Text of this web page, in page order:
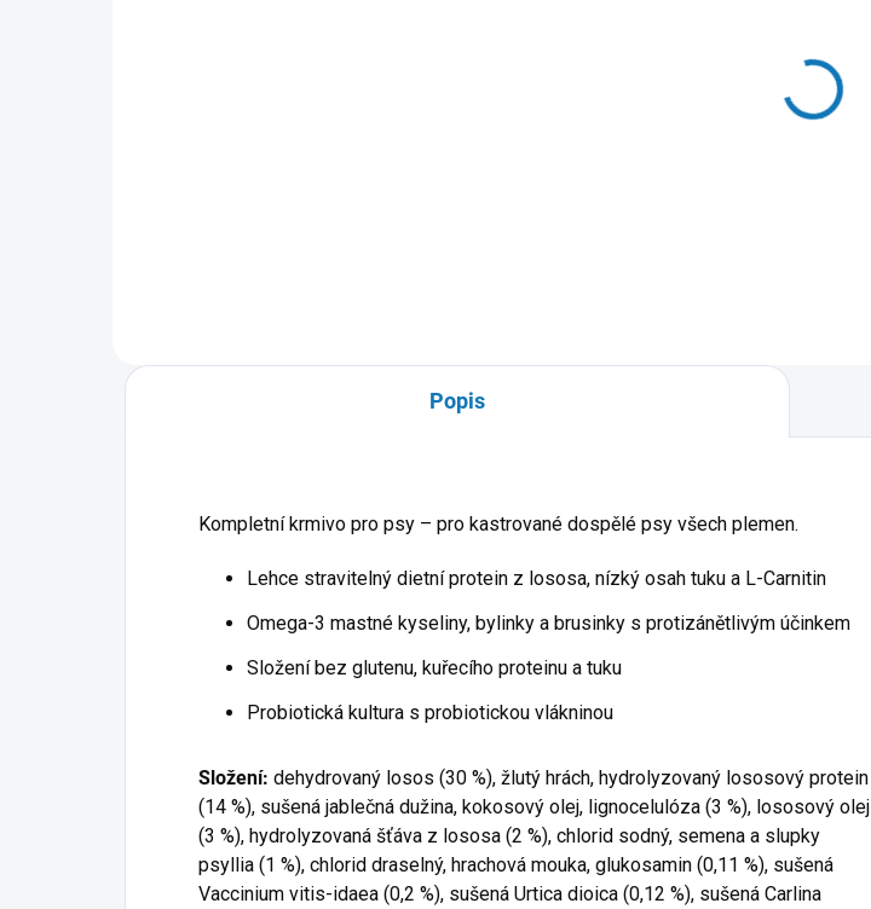
Popis
Kompletní krmivo pro psy – pro kastrované dospělé psy všech plemen.
Lehce stravitelný dietní protein z lososa, nízký osah tuku a L-Carnitin
Omega-3 mastné kyseliny, bylinky a brusinky s protizánětlivým účinkem
Složení bez glutenu, kuřecího proteinu a tuku
Probiotická kultura s probiotickou vlákninou
Složení: dehydrovaný losos (30 %), žlutý hrách, hydrolyzovaný lososový protein
(14 %), sušená jablečná dužina, kokosový olej, lignocelulóza (3 %), lososový olej
(3 %), hydrolyzovaná šťáva z lososa (2 %), chlorid sodný, semena a slupky
psyllia (1 %), chlorid draselný, hrachová mouka, glukosamin (0,11 %), sušená
Vaccinium vitis-idaea (0,2 %), sušená Urtica dioica (0,12 %), sušená Carlina